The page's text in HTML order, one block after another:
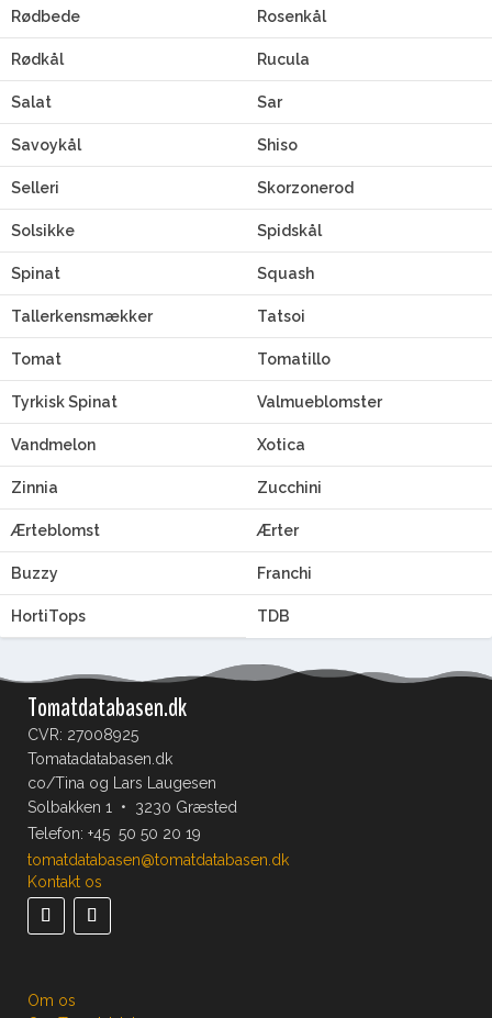
Rødbede Rosenkål
Rødkål Rucula
Salat Sar
Savoykål Shiso
Selleri Skorzonerod
Solsikke Spidskål
Spinat Squash
Tallerkensmækker Tatsoi
Tomat Tomatillo
Tyrkisk Spinat Valmueblomster
Vandmelon Xotica
Zinnia Zucchini
Ærteblomst Ærter
Buzzy Franchi
HortiTops TDB
Tomatdatabasen.dk
CVR: 27008925
Tomatadatabasen.dk
co/Tina og Lars Laugesen
Solbakken 1 • 3230 Græsted
Telefon: +45 50 50 20 19
tomatdatabasen@tomatdatabasen.dk
Kontakt os
Om os